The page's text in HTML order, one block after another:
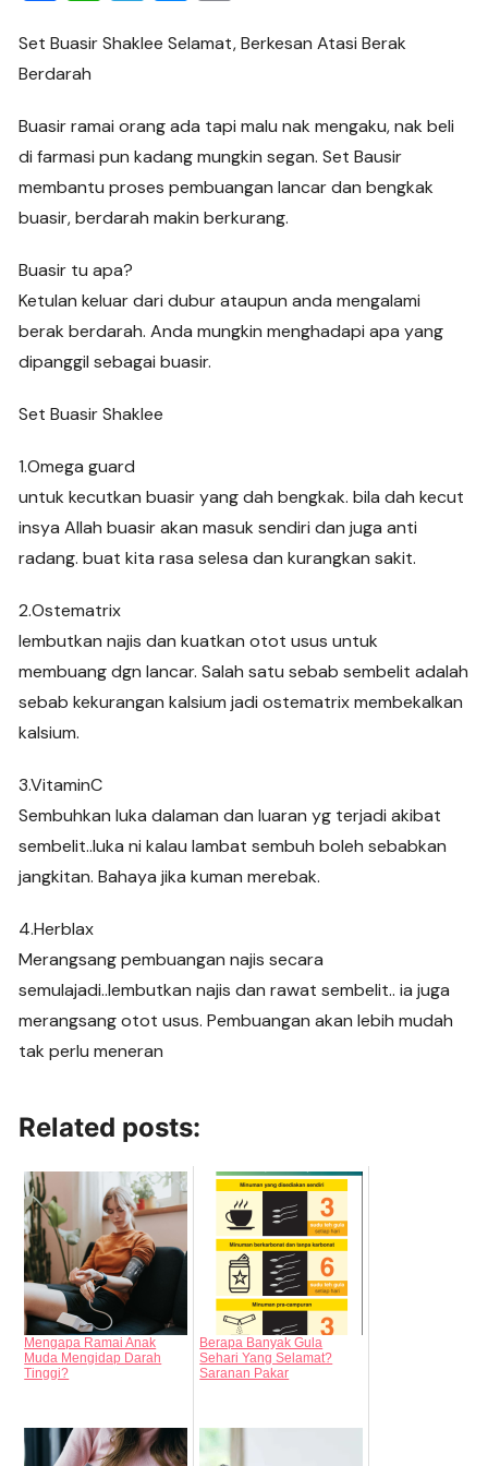
c
e
b
o
o
k
at
A
p
p
e
a
m
ss
n
g
er
p
Li
n
k
Set Buasir Shaklee Selamat, Berkesan Atasi Berak
Berdarah
Buasir ramai orang ada tapi malu nak mengaku, nak beli
di farmasi pun kadang mungkin segan. Set Bausir
membantu proses pembuangan lancar dan bengkak
buasir, berdarah makin berkurang.
Buasir tu apa?
Ketulan keluar dari dubur ataupun anda mengalami
berak berdarah. Anda mungkin menghadapi apa yang
dipanggil sebagai buasir.
Set Buasir Shaklee
1.Omega guard
untuk kecutkan buasir yang dah bengkak. bila dah kecut
insya Allah buasir akan masuk sendiri dan juga anti
radang. buat kita rasa selesa dan kurangkan sakit.
2.Ostematrix
lembutkan najis dan kuatkan otot usus untuk
membuang dgn lancar. Salah satu sebab sembelit adalah
sebab kekurangan kalsium jadi ostematrix membekalkan
kalsium.
3.VitaminC
Sembuhkan luka dalaman dan luaran yg terjadi akibat
sembelit..luka ni kalau lambat sembuh boleh sebabkan
jangkitan. Bahaya jika kuman merebak.
4.Herblax
Merangsang pembuangan najis secara
semulajadi..lembutkan najis dan rawat sembelit.. ia juga
merangsang otot usus. Pembuangan akan lebih mudah
tak perlu meneran
Related posts:
Mengapa Ramai Anak
Muda Mengidap Darah
Tinggi?
Berapa Banyak Gula
Sehari Yang Selamat?
Saranan Pakar